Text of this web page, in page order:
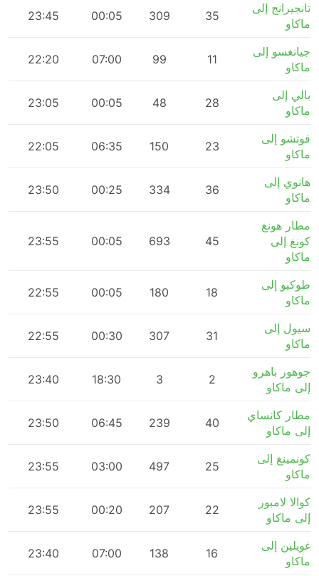
تانجيرانج إلى
ماكاو
35
309
00:05
23:45
جيانغسو إلى
ماكاو
11
99
07:00
22:20
بالي إلى
ماكاو
28
48
00:05
23:05
فوتشو إلى
ماكاو
23
150
06:35
22:05
هانوي إلى
ماكاو
36
334
00:25
23:50
مطار هونغ
كونغ إلى
ماكاو
45
693
00:05
23:55
طوكيو إلى
ماكاو
18
180
00:05
22:55
سيول إلى
ماكاو
31
307
00:30
22:55
جوهور باهرو
إلى ماكاو
2
3
18:30
23:40
مطار كانساي
إلى ماكاو
40
239
06:45
23:50
كونمينغ إلى
ماكاو
25
497
03:00
23:55
كوالا لامبور
إلى ماكاو
22
207
00:20
23:55
غويلين إلى
ماكاو
16
138
07:00
23:40